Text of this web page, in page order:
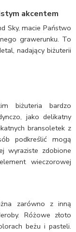
akcentem
Sky, macie Państwo
grawerunku. To
nadający biżuterii
biżuteria bardzo
jako delikatny
bransoletek z
podkreślić mogą
wyraziste zdobione
wieczorowej
zarówno z inną
Różowe złoto
beżu i pasteli.